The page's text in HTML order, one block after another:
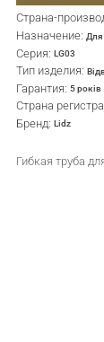
Страна-
Назначение: Для
Серия: LG03
Тип изделия:
Гарантия: 5 років
Страна
Бренд: Lidz
Гибкая труба